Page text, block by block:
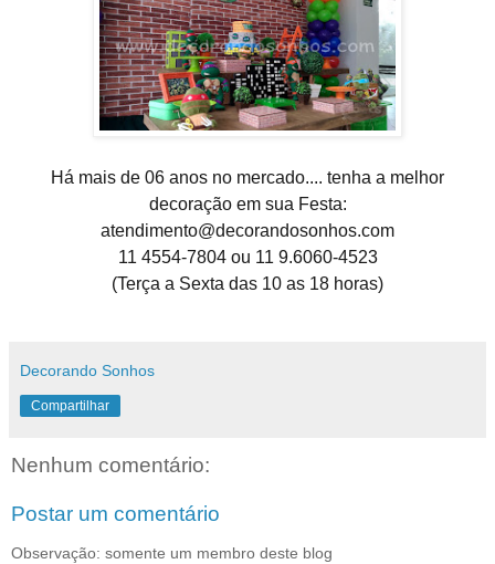
Há mais de 06 anos no mercado.... tenha a melhor
decoração em sua Festa:
atendimento@decorandosonhos.com
11 4554-7804 ou 11 9.6060-4523
(Terça a Sexta das 10 as 18 horas)
Decorando Sonhos
Compartilhar
Nenhum comentário:
Postar um comentário
Observação: somente um membro deste blog